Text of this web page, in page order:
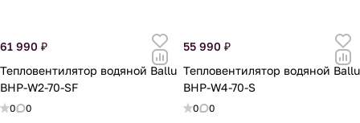
61 990 ₽
Тепловентилятор водяной Ballu
BHP-W2-70-SF
0 0
55 990 ₽
Тепловентилятор водяной Ballu
BHP-W4-70-S
0 0